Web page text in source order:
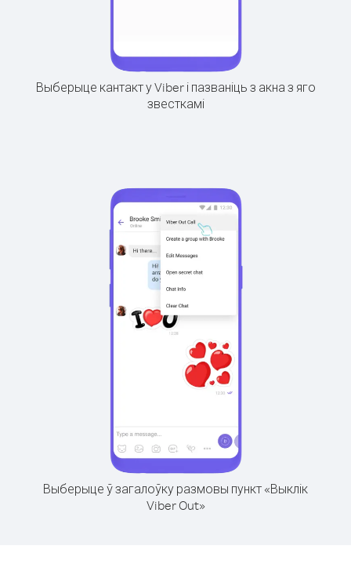
Выберыце кантакт у Viber і пазваніць з акна з яго
звесткамі
Выберыце ў загалоўку размовы пункт «Выклік
Viber Out»